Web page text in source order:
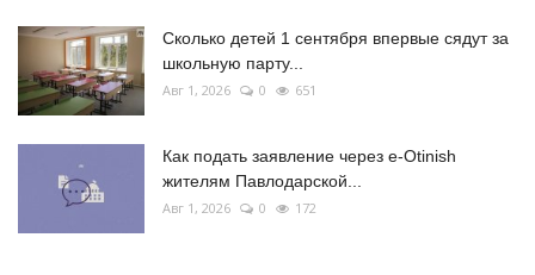
Сколько детей 1 сентября впервые сядут за
школьную парту...
Авг 1, 2026 0 651
Как подать заявление через e-Otinish
жителям Павлодарской...
Авг 1, 2026 0 172